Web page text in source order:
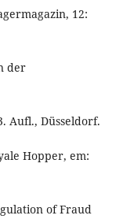
12:
der
Aufl., Düsseldorf.
Hopper, em:
of Fraud